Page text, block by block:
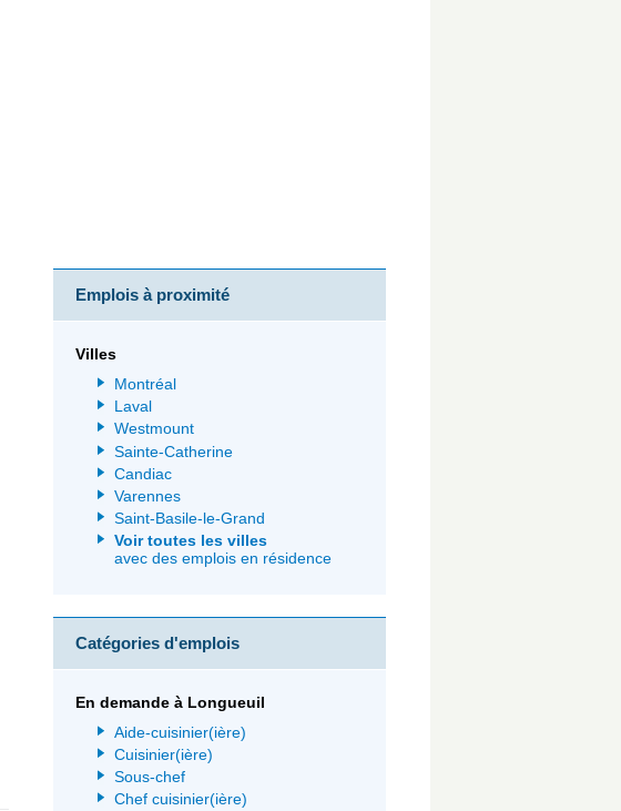
Emplois à proximité
Villes
Montréal
Laval
Westmount
Sainte-Catherine
Candiac
Varennes
Saint-Basile-le-Grand
Voir toutes les villes
avec des emplois en résidence
Catégories d'emplois
En demande à Longueuil
Aide-cuisinier(ière)
Cuisinier(ière)
Sous-chef
Chef cuisinier(ière)